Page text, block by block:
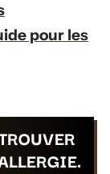
pour les